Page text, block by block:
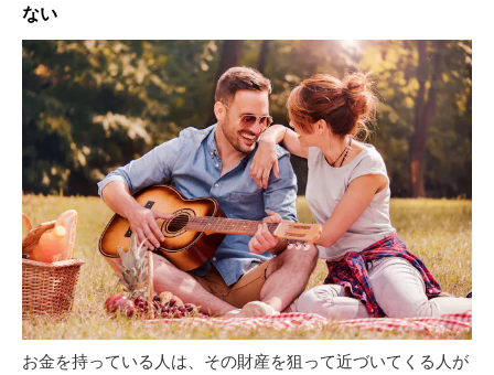
ない
お金を持っている人は、その財産を狙って近づいてくる人が